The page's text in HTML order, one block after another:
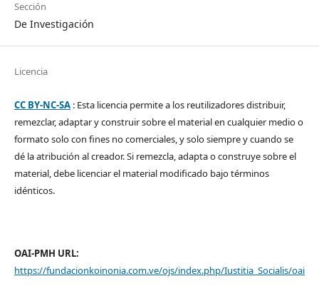
Sección
De Investigación
Licencia
CC BY-NC-SA: Esta licencia permite a los reutilizadores distribuir,
remezclar, adaptar y construir sobre el material en cualquier medio o
formato solo con fines no comerciales, y solo siempre y cuando se
dé la atribución al creador. Si remezcla, adapta o construye sobre el
material, debe licenciar el material modificado bajo términos
idénticos.
OAI-PMH URL:
https://fundacionkoinonia.com.ve/ojs/index.php/Iustitia_Socialis/oai